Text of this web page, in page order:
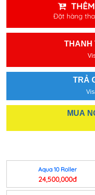
THÊM
Đặt hàng
THANH
TRẢ
MUA
Aqua 10 Roller
24,500,000đ